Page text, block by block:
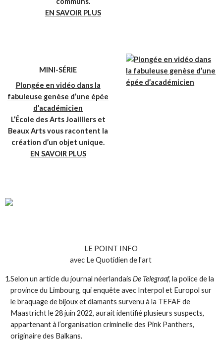
EN SAVOIR PLUS
MINI-SÉRIE
Plongée en vidéo dans la
fabuleuse genèse d’une épée
d’académicien
L’École des Arts Joailliers et
Beaux Arts vous racontent la
création d’un objet unique.
EN SAVOIR PLUS
LE POINT INFO
avec Le Quotidien de l'art
1.Selon un article du journal néerlandaisDe Telegraaf, la police de la
province du Limbourg, qui enquête avec Interpol et Europol sur
le braquage de bijoux et diamants survenu à la TEFAF de
Maastricht le 28 juin 2022, aurait identifié plusieurs suspects,
appartenant à l’organisation criminelle des Pink Panthers,
originaire des Balkans.